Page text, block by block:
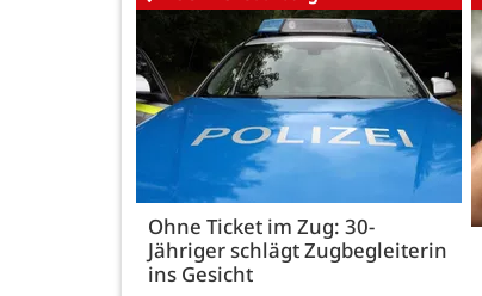
Ohne Ticket im Zug: 30-
Jähriger schlägt Zugbegleiterin
ins Gesicht